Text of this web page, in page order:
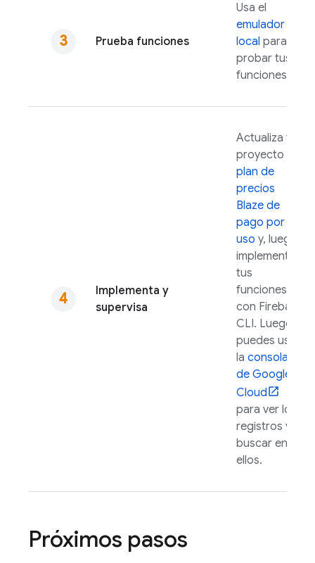
Prueba funciones
Usa el
emulador
local para
probar tus
funciones.
Implementa y
supervisa
Actualiza tu
proyecto al
plan de
precios
Blaze de
pago por
uso y, luego,
implementa
tus
funciones
con Firebase
CLI. Luego,
puedes usar
la consola
de Google
Cloud
para ver los
registros y
buscar entre
ellos.
Próximos pasos